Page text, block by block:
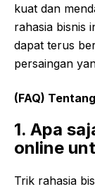
kuat dan
rahasia bisnis
dapat terus
persaingan
(FAQ)
1. Apa
online
Trik rahasia